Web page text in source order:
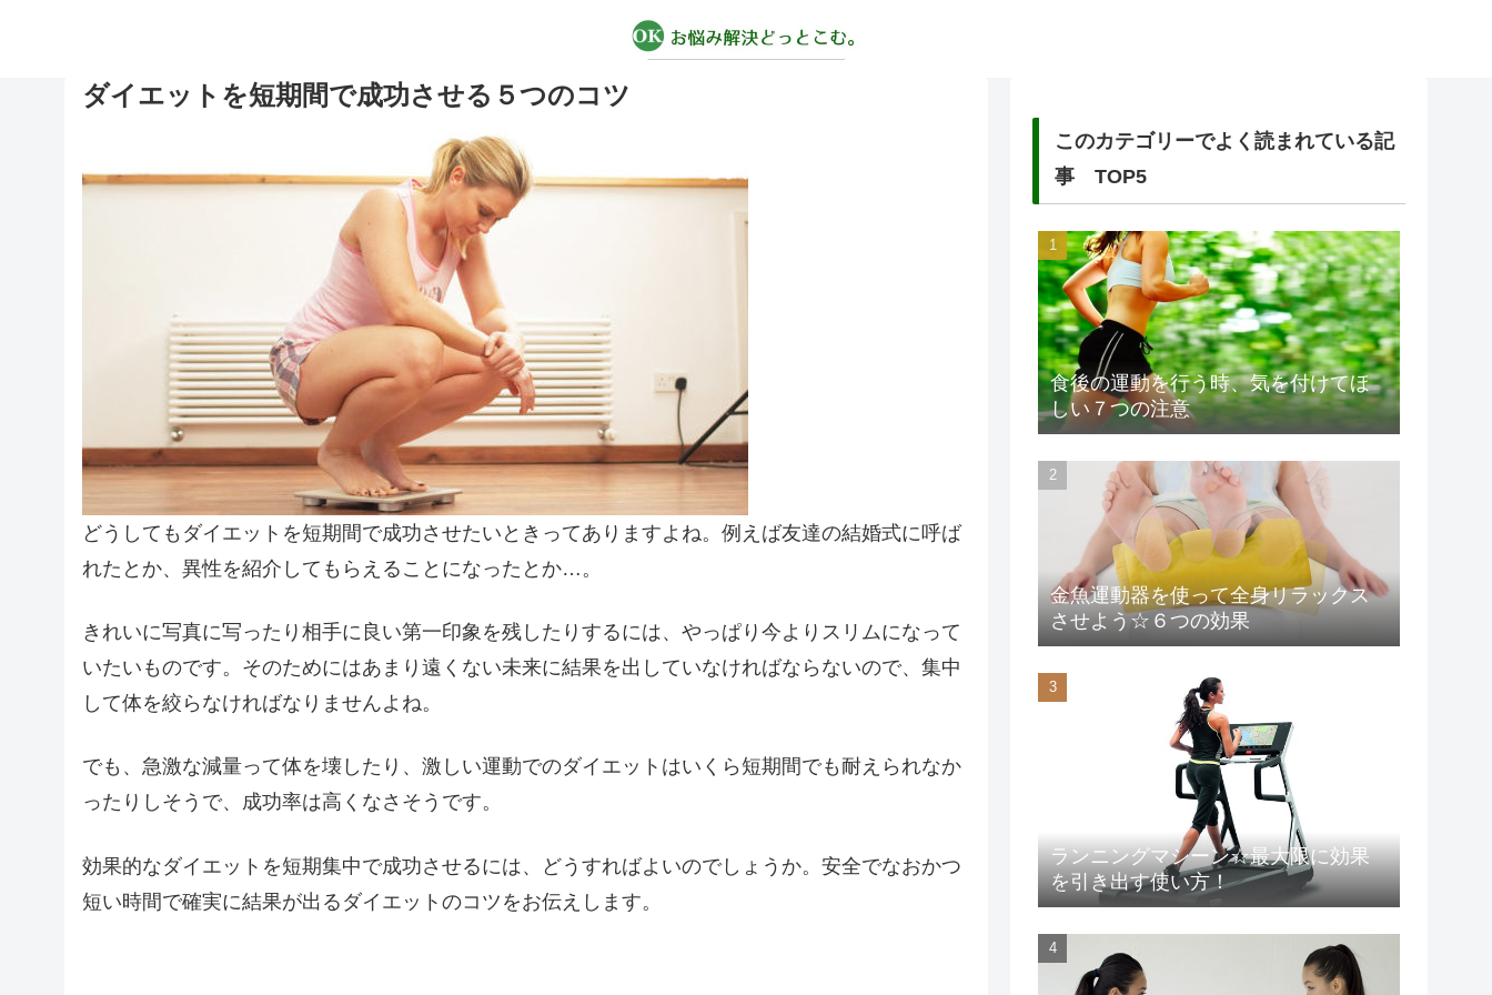
ダイエットを短期間で成功させる５つのコツ
どうしてもダイエットを短期間で成功させたいときってありますよね。例えば友達の結婚式に呼ば
れたとか、異性を紹介してもらえることになったとか…。
きれいに写真に写ったり相手に良い第一印象を残したりするには、やっぱり今よりスリムになって
いたいものです。そのためにはあまり遠くない未来に結果を出していなければならないので、集中
して体を絞らなければなりませんよね。
でも、急激な減量って体を壊したり、激しい運動でのダイエットはいくら短期間でも耐えられなか
ったりしそうで、成功率は高くなさそうです。
効果的なダイエットを短期集中で成功させるには、どうすればよいのでしょうか。安全でなおかつ
短い時間で確実に結果が出るダイエットのコツをお伝えします。
このカテゴリーでよく読まれている記
事 TOP5
食後の運動を行う時、気を付けてほ
しい７つの注意
金魚運動器を使って全身リラックス
させよう☆６つの効果
ランニングマシーン☆最大限に効果
を引き出す使い方！